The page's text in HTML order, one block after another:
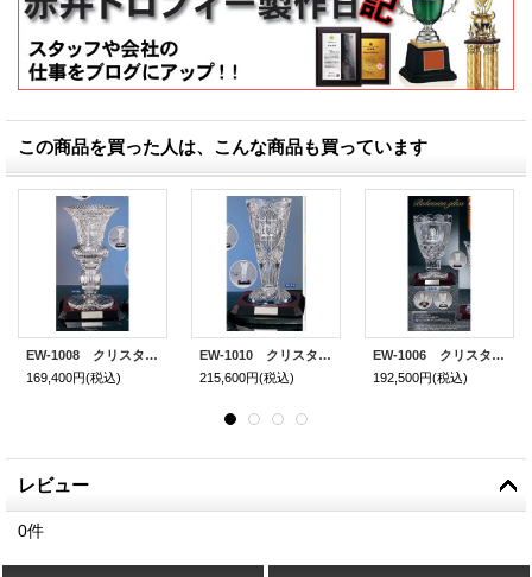
この商品を買った人は、こんな商品も買っています
EW-1008 クリスタルカップ 社内表彰・企業表彰・永年勤続表彰・大会用に。高級感あるボヘミアンクリスタルガラス製カップ
169,400円(税込)
EW-1010 クリスタルカップ 社内表彰・企業表彰・永年勤続表彰・大会用に。高級感あるボヘミアンクリスタルガラス製カップ
215,600円(税込)
EW-1006 クリスタルカップ 社内表彰・企業表彰・永年勤続表彰・大会用に。高級感あるボヘミアンクリスタルガラス製カップ
192,500円(税込)
レビュー
0件